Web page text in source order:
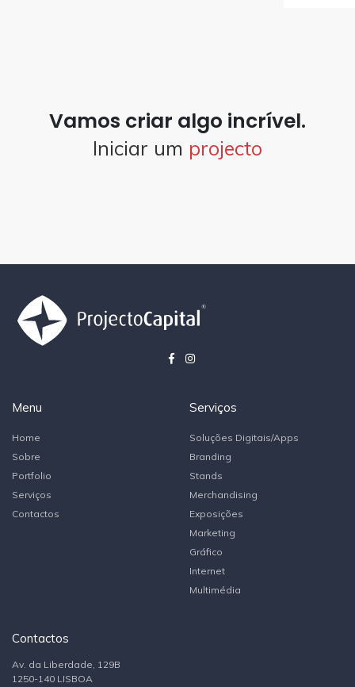
Vamos criar algo incrível.
Iniciar um projecto
Menu
Home
Sobre
Portfolio
Serviços
Contactos
Serviços
Soluções Digitais/Apps
Branding
Stands
Merchandising
Exposições
Marketing
Gráfico
Internet
Multimédia
Contactos
Av. da Liberdade, 129B
1250-140 LISBOA